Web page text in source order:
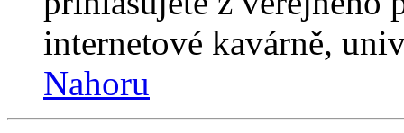
internetové kavárně,
Nahoru